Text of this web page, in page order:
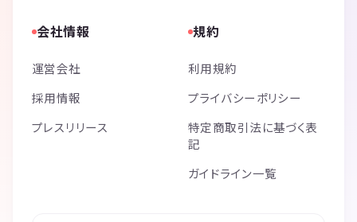
会社情報
運営会社
採用情報
プレスリリース
規約
利用規約
プライバシーポリシー
特定商取引法に基づく表
記
ガイドライン一覧